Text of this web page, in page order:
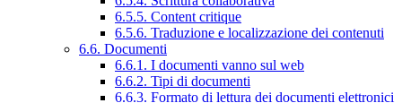
6.5.5. Content critique
6.5.6. Traduzione e localizzazione dei contenuti
6.6. Documenti
6.6.1. I documenti vanno sul web
6.6.2. Tipi di documenti
6.6.3. Formato di lettura dei documenti elettronici